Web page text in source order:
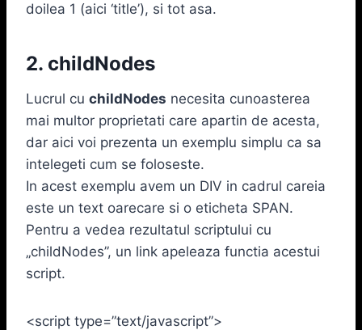
doilea 1 (aici ‘title’), si tot asa.
2. childNodes
Lucrul cu childNodes necesita cunoasterea
mai multor proprietati care apartin de acesta,
dar aici voi prezenta un exemplu simplu ca sa
intelegeti cum se foloseste.
In acest exemplu avem un DIV in cadrul careia
este un text oarecare si o eticheta SPAN.
Pentru a vedea rezultatul scriptului cu
„childNodes”, un link apeleaza functia acestui
script.
<script type=”text/javascript”>